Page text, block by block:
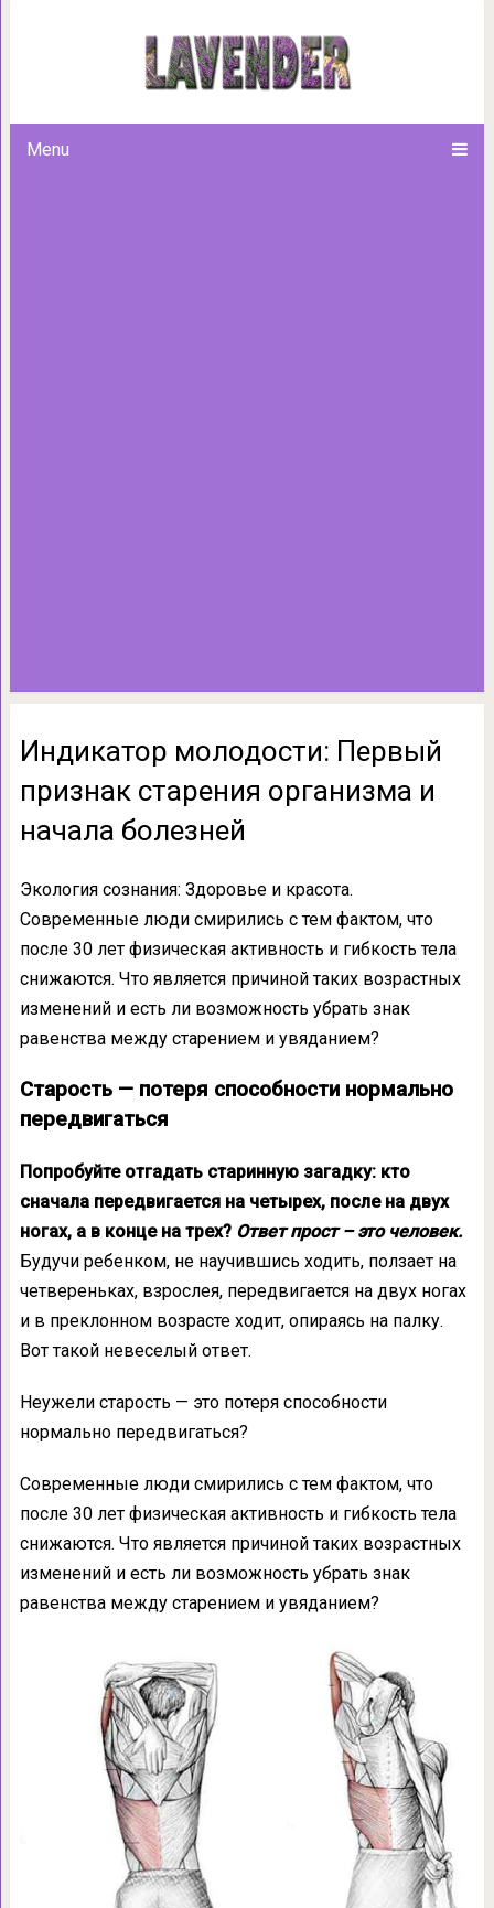
Menu
Индикатор молодости:
Индикатор молодости: Первый
признак старения организма и
начала болезней
Экология сознания: Здоровье и красота.
Современные люди смирились с тем фактом, что
после 30 лет физическая активность и гибкость тела
снижаются. Что является причиной таких возрастных
изменений и есть ли возможность убрать знак
равенства между старением и увяданием?
Старость — потеря способности нормально
передвигаться
Попробуйте отгадать старинную загадку: кто
сначала передвигается на четырех, после на двух
ногах, а в конце на трех? Ответ прост – это человек.
Будучи ребенком, не научившись ходить, ползает на
четвереньках, взрослея, передвигается на двух ногах
и в преклонном возрасте ходит, опираясь на палку.
Вот такой невеселый ответ.
Неужели старость — это потеря способности
нормально передвигаться?
Современные люди смирились с тем фактом, что
после 30 лет физическая активность и гибкость тела
снижаются. Что является причиной таких возрастных
изменений и есть ли возможность убрать знак
равенства между старением и увяданием?